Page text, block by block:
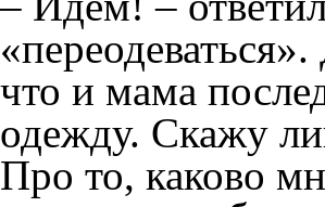
что и мама
одежду. Скажу
Про то, каково